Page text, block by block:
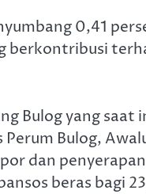
0,41
berkontribusi
Bulog yang saat
Bulog,
dan
beras bagi